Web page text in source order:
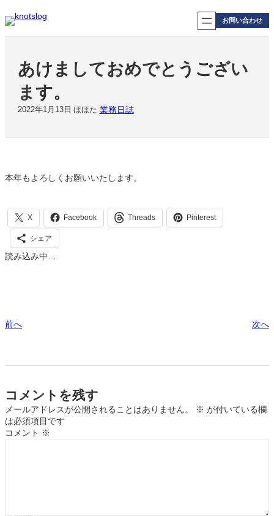
容
お問い合わせ
あけましておめでとうござい
ます。
2022年1月13日 ほほた 業務日誌
本年もよろしくお願いいたします。
X Facebook Threads Pinterest
シェア
読み込み中…
前へ 次へ
コメントを残す
メールアドレスが公開されることはありません。 ※ が付いている欄
は必須項目です
コメント ※